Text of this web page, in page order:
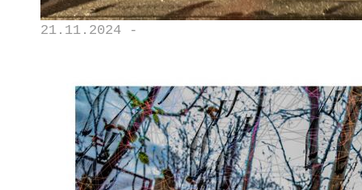
21.11.2024 -